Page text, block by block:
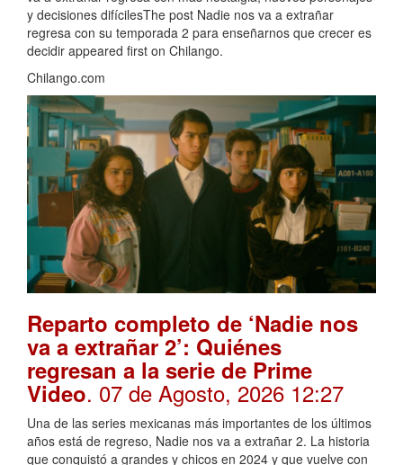
y decisiones difícilesThe post Nadie nos va a extrañar
regresa con su temporada 2 para enseñarnos que crecer es
decidir appeared first on Chilango.
Chilango.com
Reparto completo de ‘Nadie nos
va a extrañar 2’: Quiénes
regresan a la serie de Prime
Video. 07 de Agosto, 2026 12:27
Una de las series mexicanas más importantes de los últimos
años está de regreso, Nadie nos va a extrañar 2. La historia
que conquistó a grandes y chicos en 2024 y que vuelve con